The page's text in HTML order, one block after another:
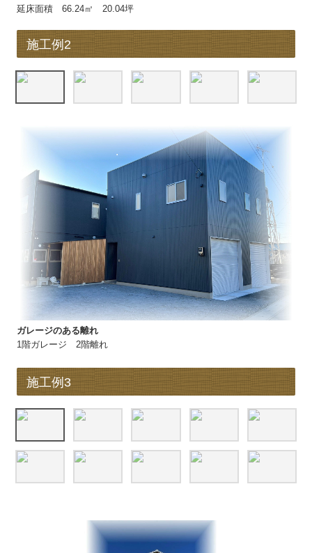
会社概要
お問合せ
採用情報
延床面積 66.24㎡ 20.04坪
施工例2
ガレージのある離れ
1階ガレージ 2階離れ
施工例3